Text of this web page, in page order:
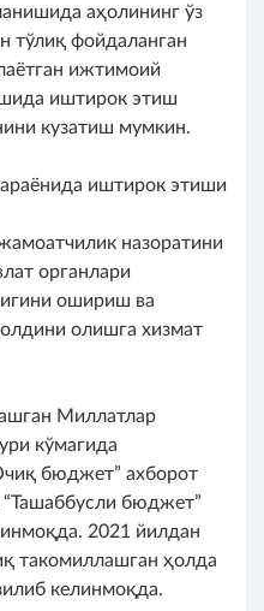
аҳолининг ўз
тўлиқ фойдаланган
ижтимоий
иштирок этиш
кузатиш мумкин.
иштирок этиши
назоратини
органлари
ошириш ва
олишга хизмат
Миллатлар
кўмагида
бюджет” ахборот
бюджет”
2021 йилдан
такомиллашган ҳолда
келинмоқда.